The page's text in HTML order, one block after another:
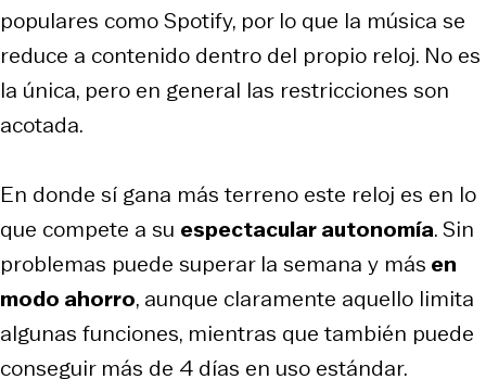
populares como Spotify, por lo que la música se
reduce a contenido dentro del propio reloj. No es
la única, pero en general las restricciones son
acotada.
En donde sí gana más terreno este reloj es en lo
que compete a su espectacular autonomía. Sin
problemas puede superar la semana y más en
modo ahorro, aunque claramente aquello limita
algunas funciones, mientras que también puede
conseguir más de 4 días en uso estándar.